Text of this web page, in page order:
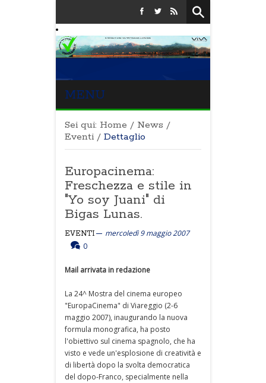
MENU
Sei qui: Home / News /
Eventi / Dettaglio
Europacinema:
Freschezza e stile in
"Yo soy Juani" di
Bigas Lunas.
EVENTI
mercoledì 9 maggio 2007
0
Mail arrivata in redazione
La 24^ Mostra del cinema europeo
"EuropaCinema" di Viareggio (2-6
maggio 2007), inaugurando la nuova
formula monografica, ha posto
l'obiettivo sul cinema spagnolo, che ha
visto e vede un'esplosione di creatività e
di libertà dopo la svolta democratica
del dopo-Franco, specialmente nella